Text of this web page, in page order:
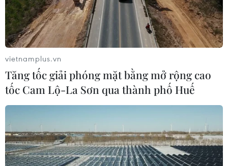
vietnamplus.vn
Tăng tốc giải phóng mặt bằng mở rộng cao
tốc Cam Lộ-La Sơn qua thành phố Huế